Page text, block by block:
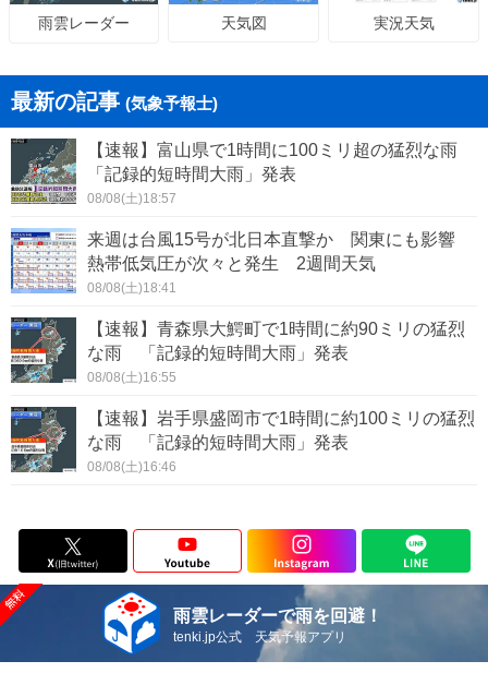
雨雲レーダー 天気図 実況天気
最新の記事 (気象予報士)
【速報】富山県で1時間に100ミリ超の猛烈な雨
「記録的短時間大雨」発表
08/08(土)18:57
来週は台風15号が北日本直撃か 関東にも影響
熱帯低気圧が次々と発生 2週間天気
08/08(土)18:41
【速報】青森県大鰐町で1時間に約90ミリの猛烈
な雨 「記録的短時間大雨」発表
08/08(土)16:55
【速報】岩手県盛岡市で1時間に約100ミリの猛烈
な雨 「記録的短時間大雨」発表
08/08(土)16:46
雨雲レーダーで雨を回避！
tenki.jp公式 天気予報アプリ